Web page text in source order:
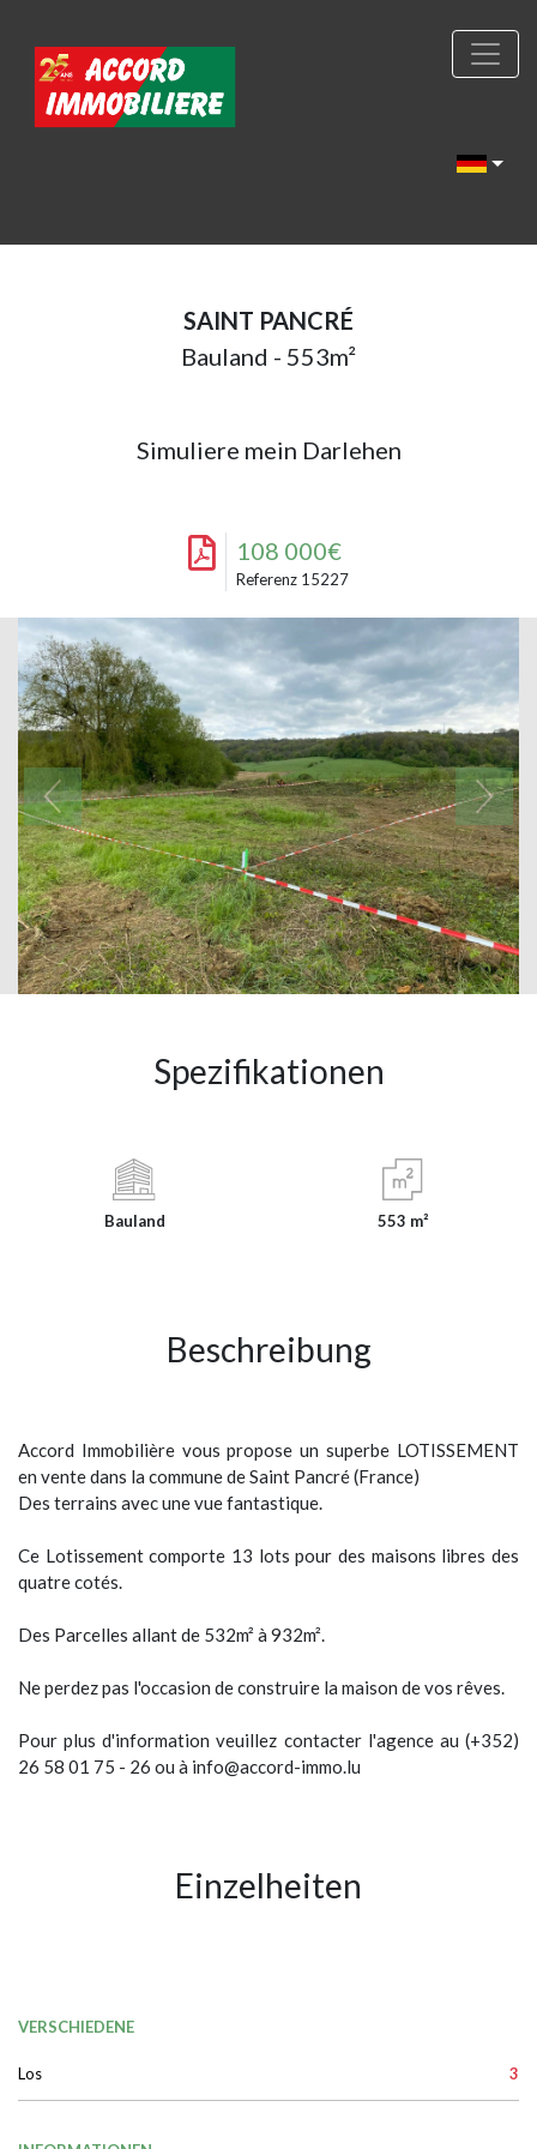
SAINT PANCRÉ
Bauland - 553m²
Simuliere mein Darlehen
108 000€
Referenz 15227
Spezifikationen
Bauland 553 m²
Beschreibung
Accord Immobilière vous propose un superbe LOTISSEMENT
en vente dans la commune de Saint Pancré (France)
Des terrains avec une vue fantastique.
Ce Lotissement comporte 13 lots pour des maisons libres des
quatre cotés.
Des Parcelles allant de 532m² à 932m².
Ne perdez pas l'occasion de construire la maison de vos rêves.
Pour plus d'information veuillez contacter l'agence au (+352)
26 58 01 75 - 26 ou à info@accord-immo.lu
Einzelheiten
VERSCHIEDENE
Los 3